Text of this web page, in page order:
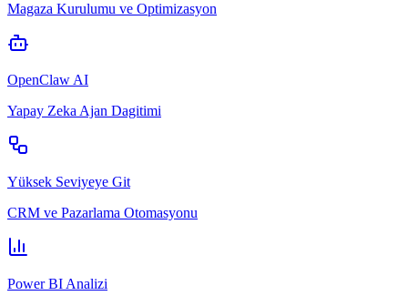
Magaza Kurulumu ve Optimizasyon
OpenClaw AI
Yapay Zeka Ajan Dagitimi
Yüksek Seviyeye Git
CRM ve Pazarlama Otomasyonu
Power BI Analizi